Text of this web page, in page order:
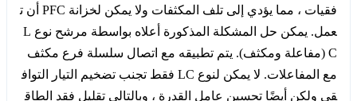
فقيات ، مما يؤدي إلى تلف المكثفات ولا يمكن لخزانة PFC أن ت
عمل. يمكن حل المشكلة المذكورة أعلاه بواسطة مرشح نوع L
C (مفاعلة ومكثف). يتم تطبيقه مع اتصال سلسلة فرع مكثف
مع المفاعلات. لا يمكن لنوع LC فقط تجنب تضخيم التيار التواف
قي ولكن أيضًا تحسين عامل القدرة ، وبالتالي تقليل فقد الطاق